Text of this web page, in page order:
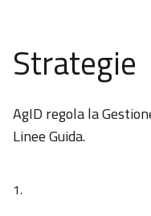
Responsabile
al Digitale
Strategie
AgID regola la
Linee Guida.